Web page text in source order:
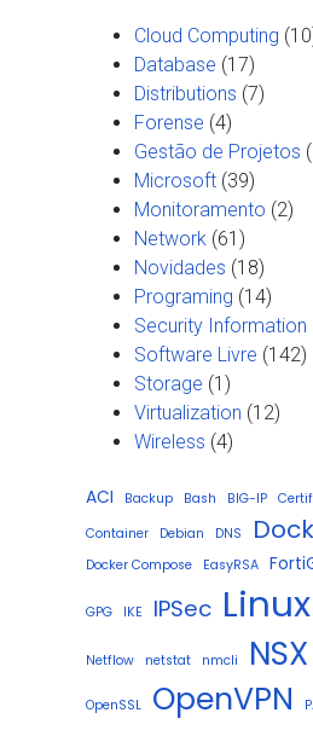
Cloud Computing
Database (17)
Distributions (7)
Forense (4)
Gestão de Projetos
Microsoft (39)
Monitoramento (2)
Network (61)
Novidades (18)
Programing (14)
Security Information
Software Livre (142)
Storage (1)
Virtualization (12)
Wireless (4)
ACI Backup Bash BIG-IP
Container Debian DNS
Docker Compose EasyRSA
GPG IKE IPSec Linux
Netflow netstat nmcli NSX
OpenSSL OpenVPN